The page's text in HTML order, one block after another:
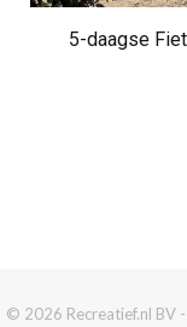
5-daagse
© 2026 Recreatief.nl BV -